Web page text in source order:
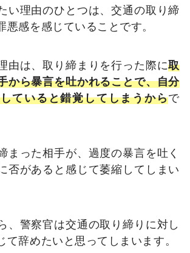
い理由のひとつは、交通の取り締
悪感を感じていることです。
由は、取り締まりを行った際に取
から暴言を吐かれることで、自分
ていると錯覚してしまうからで
まった相手が、過度の暴言を吐く
否があると感じて萎縮してしまい
、警察官は交通の取り締りに対し
て辞めたいと思ってしまいます。